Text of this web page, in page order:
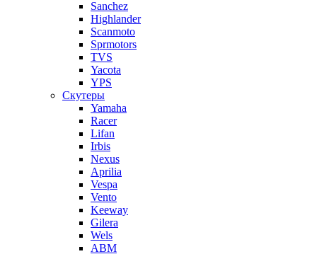
Sanchez
Highlander
Scanmoto
Sprmotors
TVS
Yacota
YPS
Скутеры
Yamaha
Racer
Lifan
Irbis
Nexus
Aprilia
Vespa
Vento
Keeway
Gilera
Wels
ABM